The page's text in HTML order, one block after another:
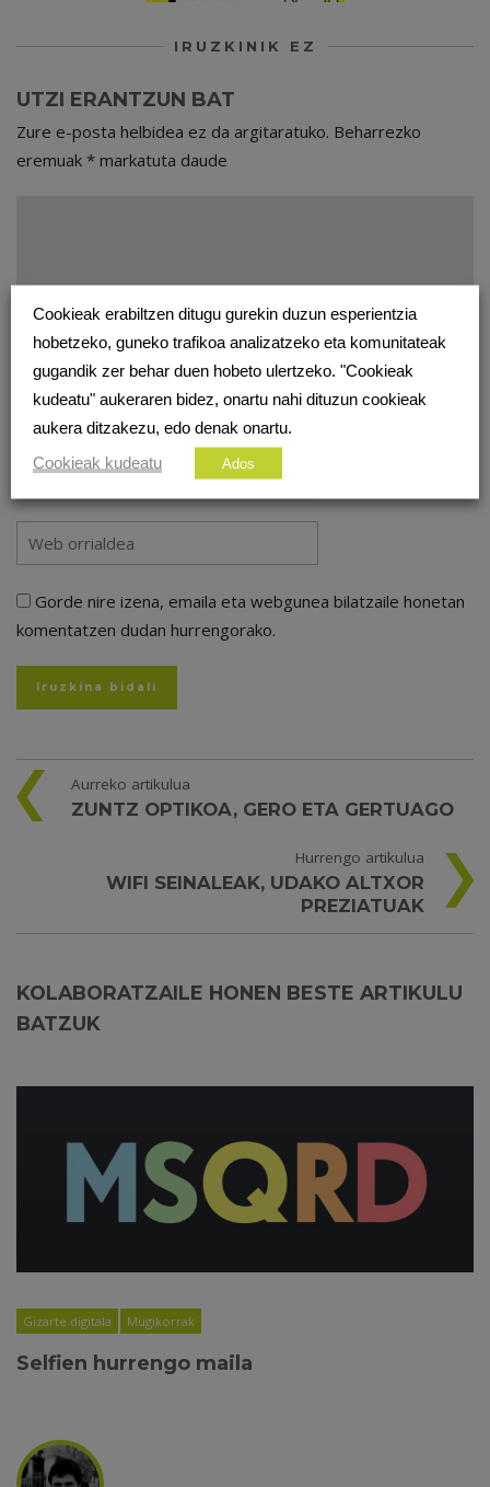
IRUZKINIK EZ
UTZI ERANTZUN BAT
Zure e-posta helbidea ez da argitaratuko. Beharrezko
eremuak * markatuta daude
Gorde nire izena, emaila eta webgunea bilatzaile honetan
komentatzen dudan hurrengorako.
Aurreko artikulua
ZUNTZ OPTIKOA, GERO ETA GERTUAGO
Hurrengo artikulua
WIFI SEINALEAK, UDAKO ALTXOR
PREZIATUAK
KOLABORATZAILE HONEN BESTE ARTIKULU
BATZUK
Gizarte digitala Mugikorrak
Selfien hurrengo maila
Cookieak erabiltzen ditugu gurekin duzun esperientzia
hobetzeko, guneko trafikoa analizatzeko eta komunitateak
gugandik zer behar duen hobeto ulertzeko. "Cookieak
kudeatu" aukeraren bidez, onartu nahi dituzun cookieak
aukera ditzakezu, edo denak onartu.
Cookieak kudeatu
Ados